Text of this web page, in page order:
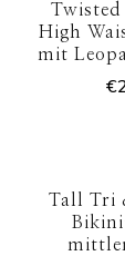
High
mit
€
Tall Tri